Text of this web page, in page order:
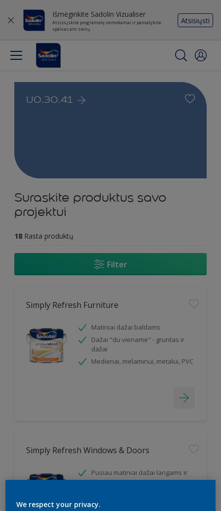
Išmėginkite Sadolin Vizualiser
Atsisiųskite programėlę nemokamai ir pamatykite
spalvas ant sienų
Atsisiųsti
U0.30.41
Suraskite produktus savo
projektui
18 Rasta produktų
Filter
Simply Refresh Furniture
Matiniai dažai baldams
Dažai "du viename" - gruntas ir
dažai
Medienai, melaminui, metalui, PVC
Simply Refresh Windows & Doors
Pusiau matiniai dažai langams ir
durims
dažai
We respect your privacy.